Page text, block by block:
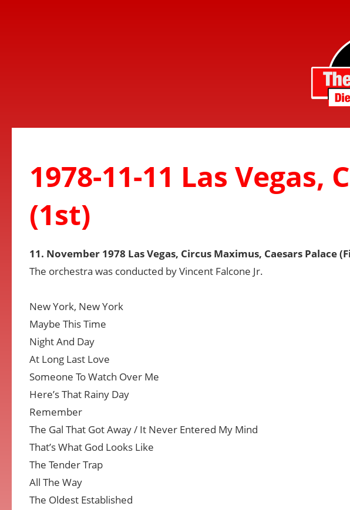
1978-11-11 Las Vegas,
(1st)
11. November 1978 Las Vegas, Circus Maximus, Caesars Palace
The orchestra was conducted by Vincent Falcone Jr.
New York, New York
Maybe This Time
Night And Day
At Long Last Love
Someone To Watch Over Me
Here’s That Rainy Day
Remember
The Gal That Got Away / It Never Entered My Mind
That’s What God Looks Like
The Tender Trap
All The Way
The Oldest Established